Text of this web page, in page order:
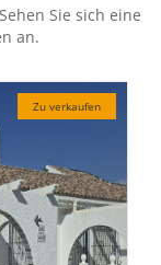
Sie sich eine
an.
Zu verkaufen